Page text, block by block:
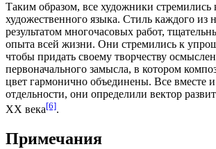
Таким образом, все художники стремились
художественного языка. Стиль каждого из
результатом многочасовых работ,
опыта всей жизни. Они стремились к
чтобы придать своему творчеству
первоначального замысла, в котором
цвет гармонично объединены. Все вместе
отдельности, они определили вектор
XX века[6].
Примечания